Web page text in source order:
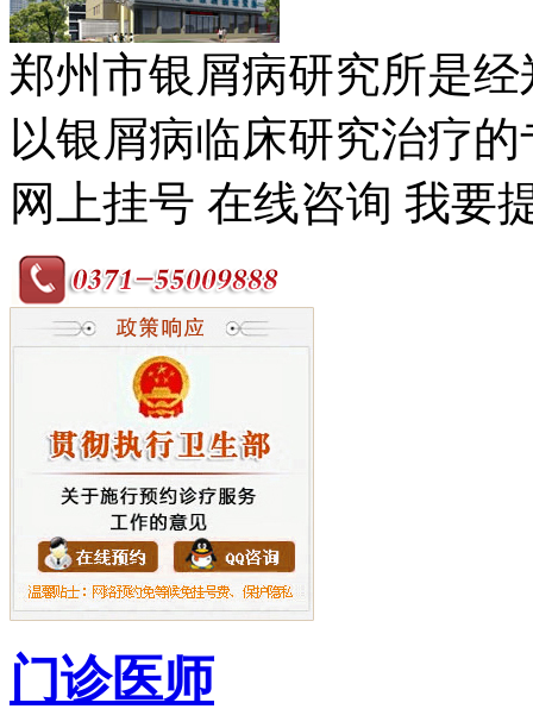
郑州市银屑病研究所是
以银屑病临床研究治疗
网上挂号 在线咨询 我要
门诊医师